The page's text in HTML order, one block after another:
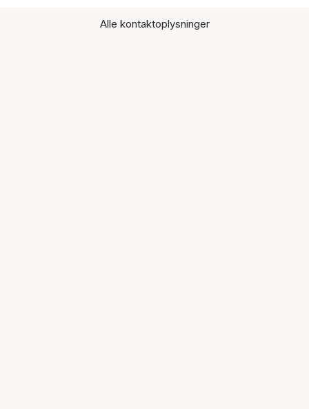
Alle kontaktoplysninger